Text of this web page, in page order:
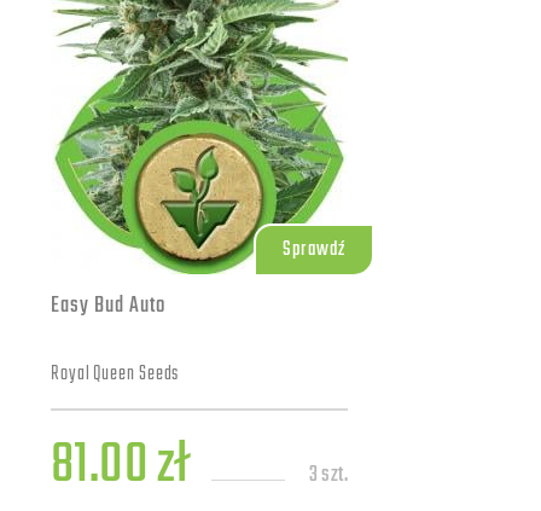
Sprawdź
Easy Bud Auto
Royal Queen Seeds
81.00 zł 3 szt.